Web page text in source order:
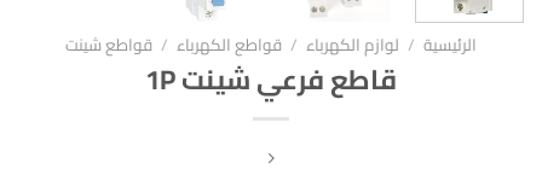
الرئيسية / لوازم الكهرباء / قواطع الكهرباء / قواطع شينت
قاطع فرعي شينت 1P